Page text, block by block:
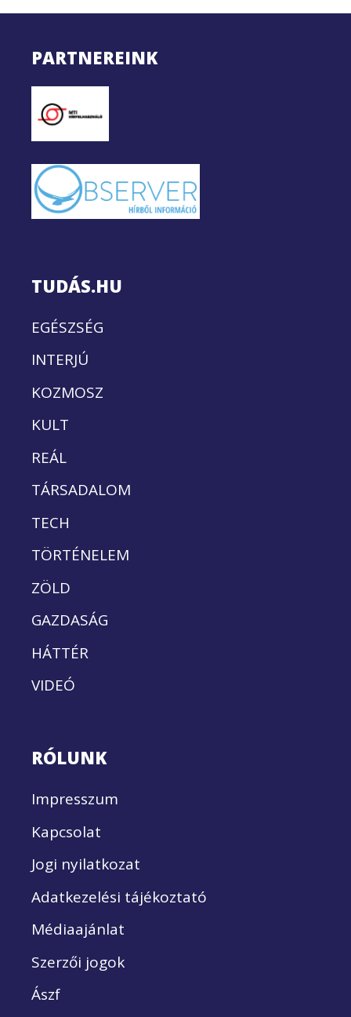
PARTNEREINK
TUDÁS.HU
EGÉSZSÉG
INTERJÚ
KOZMOSZ
KULT
REÁL
TÁRSADALOM
TECH
TÖRTÉNELEM
ZÖLD
GAZDASÁG
HÁTTÉR
VIDEÓ
RÓLUNK
Impresszum
Kapcsolat
Jogi nyilatkozat
Adatkezelési tájékoztató
Médiaajánlat
Szerzői jogok
Ászf